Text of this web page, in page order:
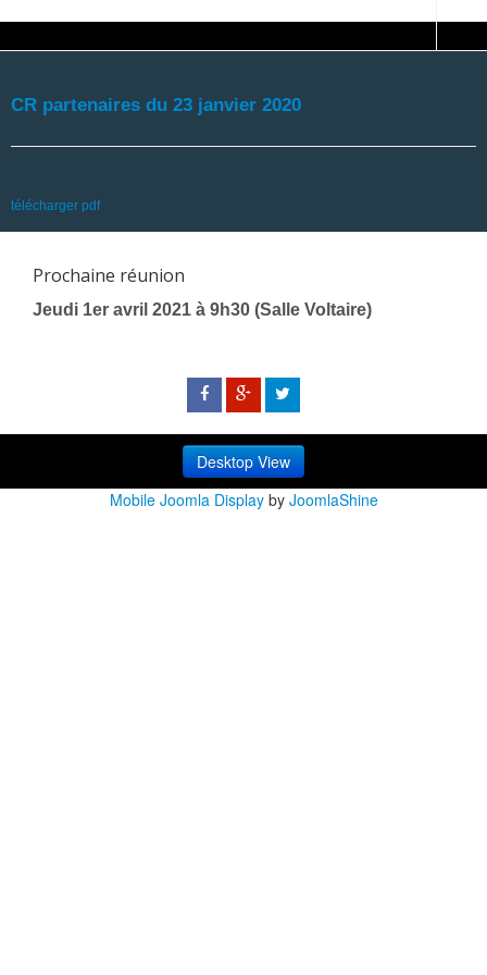
CR partenaires du 23 janvier 2020
télécharger pdf
Prochaine réunion
Jeudi 1er avril 2021 à 9h30 (Salle Voltaire)
Desktop View
Mobile Joomla Displayby JoomlaShine